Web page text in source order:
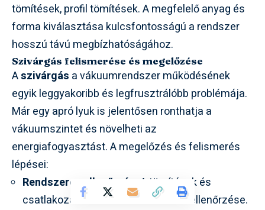
tömítések, profil tömítések. A megfelelő anyag és
forma kiválasztása kulcsfontosságú a rendszer
hosszú távú megbízhatóságához.
Szivárgás felismerése és megelőzése
Aszivárgás a vákuumrendszer működésének
egyik leggyakoribb és legfrusztrálóbb problémája.
Már egy apró lyuk is jelentősen ronthatja a
vákuumszintet és növelheti az
energiafogyasztást. A megelőzés és felismerés
lépései:
Rendszeres ellenőrzés:
A tömítések és
csatlakozások rendszeres vizuális ellenőrzése.